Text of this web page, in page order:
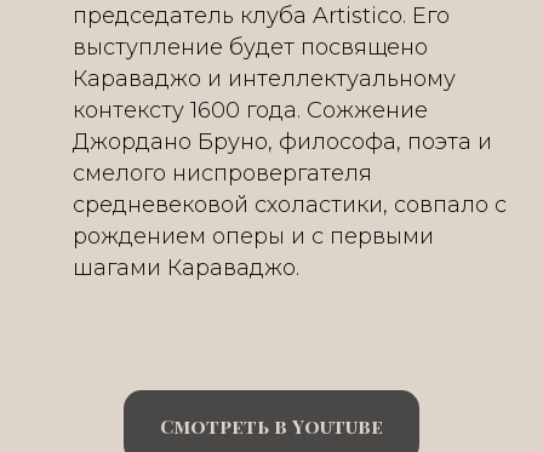
председатель клуба Artistico. Его
выступление будет посвящено
Караваджо и интеллектуальному
контексту 1600 года. Сожжение
Джордано Бруно, философа, поэта и
смелого ниспровергателя
средневековой схоластики, совпало с
рождением оперы и с первыми
шагами Караваджо.
Cмотреть в Youtube